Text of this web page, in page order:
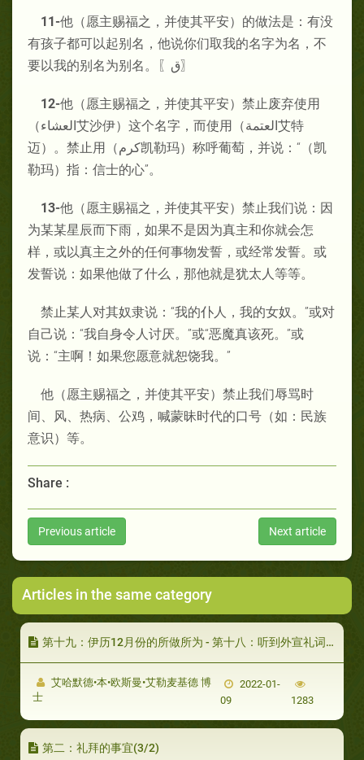
11-他（愿主赐福之，并使其平安）的做法是：有没
有孩子都可以起别名，他说你们取我的名字为名，不
要以我的别名为别名。
〖ق〗
12-他（愿主赐福之，并使其平安）禁止废弃使用
（العشاء艾沙伊）这个名字，而使用（العتمة艾特
迈）。禁止用（كرم凯勒玛）称呼葡萄，并说：“（凯
勒玛）指：信士的心”。
13-他（愿主赐福之，并使其平安）禁止我们说：因
为某某星辰而下雨，如果不是因为真主和你就会怎
样，或以真主之外的任何事物发誓，或经常发誓。或
发誓说：如果他做了什么，那他就是犹太人等等。
禁止某人对其奴隶说：“我的仆人，我的女奴。”或对
自己说：“我自身令人讨厌。”或“恶魔真该死。”或
说：“主啊！如果您愿意就恕饶我。”
他（愿主赐福之，并使其平安）禁止我们辱骂时
间、风、热病、公鸡，喊蒙昧时代的口号（如：民族
意识）等。
Share :
Previous article Next article
Articles in the same category
第十九：伊历12月份的所做所为 - 第十八：听到外宣礼词时的祈祷
艾哈默德•本•欧斯曼•艾勒麦基德 博
士
2022-01-
09
1283
第二：礼拜的事宜(3/2)